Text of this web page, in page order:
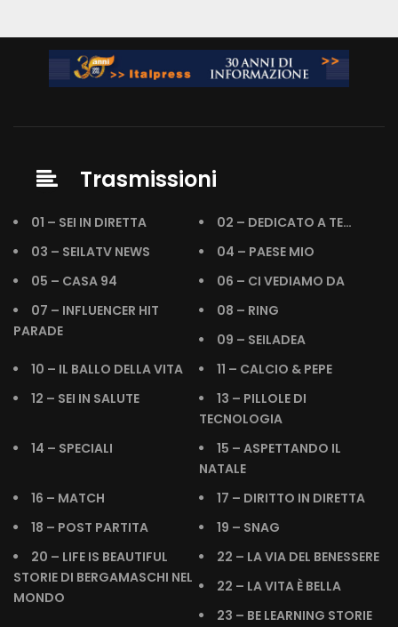
Trasmissioni
01 – SEI IN DIRETTA
02 – DEDICATO A TE…
03 – SEILATV NEWS
04 – PAESE MIO
05 – CASA 94
06 – CI VEDIAMO DA
07 – INFLUENCER HIT
PARADE
08 – RING
09 – SEILADEA
10 – IL BALLO DELLA VITA
11 – CALCIO & PEPE
12 – SEI IN SALUTE
13 – PILLOLE DI
TECNOLOGIA
14 – SPECIALI
15 – ASPETTANDO IL
NATALE
16 – MATCH
17 – DIRITTO IN DIRETTA
18 – POST PARTITA
19 – SNAG
20 – LIFE IS BEAUTIFUL
STORIE DI BERGAMASCHI NEL
MONDO
22 – LA VIA DEL BENESSERE
22 – LA VITA È BELLA
23 – BE LEARNING STORIE